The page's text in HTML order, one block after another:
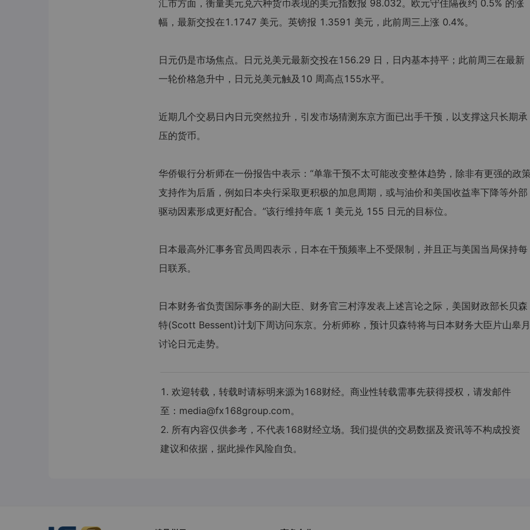
汇市方面，衡量美元兑六种货币表现的美元指数报 98.032。欧元守住隔夜约 0.5% 的涨
幅，最新交投在1.1747 美元。英镑报 1.3591 美元，此前周三上涨 0.4%。
日元仍是市场焦点。日元兑美元最新交投在156.29 日，日内基本持平；此前周三在最新
一轮价格急升中，日元兑美元触及10 周高点155水平。
近期几个交易日内日元突然拉升，引发市场猜测东京方面已出手干预，以支撑这只长期承
压的货币。
华侨银行分析师在一份报告中表示：“单靠干预不太可能改变整体趋势，除非有更强的政
支持作为后盾，例如日本央行采取更积极的加息周期，或与油价和美国收益率下降等外部
驱动因素形成更好配合。”该行维持年底 1 美元兑 155 日元的目标位。
日本最高外汇事务官员周四表示，日本在干预频率上不受限制，并且正与美国当局保持每
日联系。
日本财务省负责国际事务的副大臣、财务官三村淳发表上述言论之际，美国财政部长贝森
特(Scott Bessent)计划下周访问东京。分析师称，预计贝森特将与日本财务大臣片山皋月
讨论日元走势。
1. 欢迎转载，转载时请标明来源为168财经。商业性转载需事先获得授权，请发邮件
至：media@fx168group.com。
2. 所有内容仅供参考，不代表168财经立场。我们提供的交易数据及资讯等不构成投资
建议和依据，据此操作风险自负。